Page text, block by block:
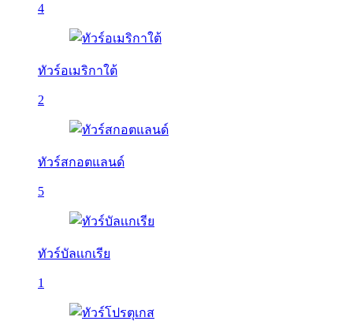
4
ทัวร์อเมริกาใต้
2
ทัวร์สกอตแลนด์
5
ทัวร์บัลเเกเรีย
1